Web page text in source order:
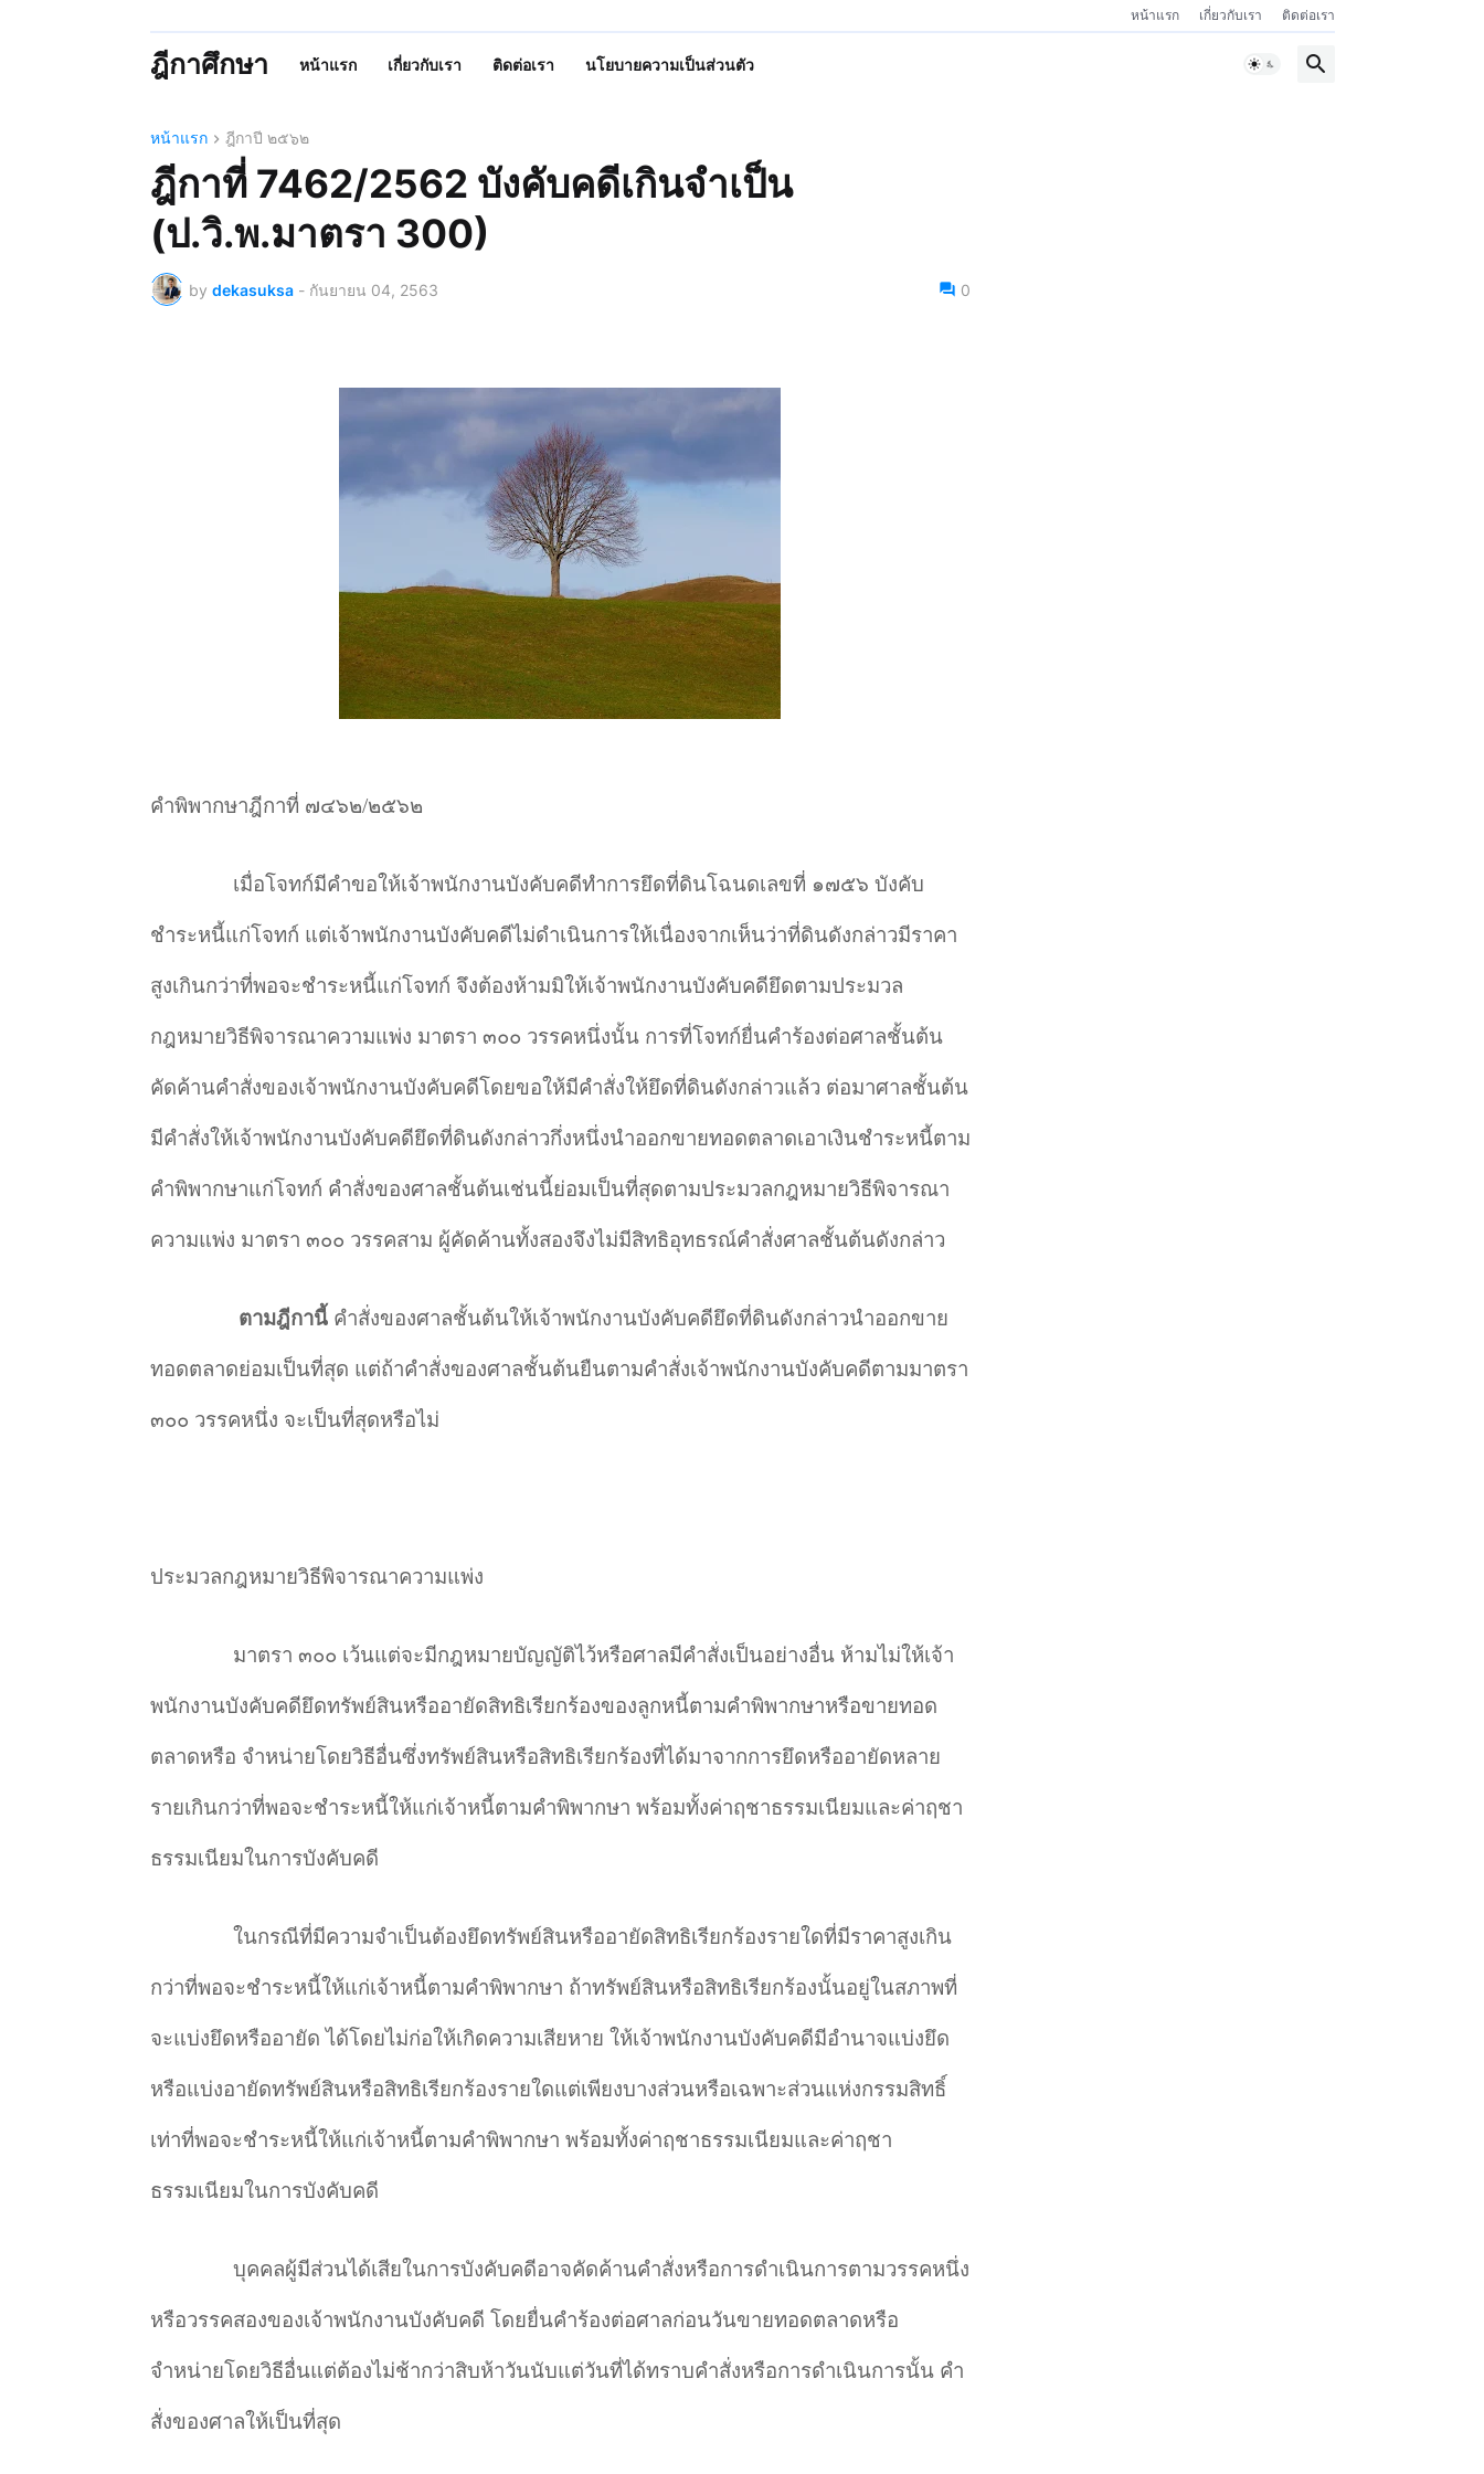
หน้าแรก เกี่ยวกับเรา ติดต่อเรา
ฎีกาศึกษา หน้าแรก เกี่ยวกับเรา ติดต่อเรา นโยบายความเป็นส่วนตัว
หน้าแรก ฎีกาปี ๒๕๖๒
ฎีกาที่ 7462/2562 บังคับคดีเกินจำเป็น
(ป.วิ.พ.มาตรา 300)
by dekasuksa - กันยายน 04, 2563 0
คำพิพากษาฎีกาที่ ๗๔๖๒/๒๕๖๒
เมื่อโจทก์มีคำขอให้เจ้าพนักงานบังคับคดีทำการยึดที่ดินโฉนดเลขที่ ๑๗๕๖ บังคับ
ชำระหนี้แก่โจทก์ แต่เจ้าพนักงานบังคับคดีไม่ดำเนินการให้เนื่องจากเห็นว่าที่ดินดังกล่าวมีราคา
สูงเกินกว่าที่พอจะชำระหนี้แก่โจทก์ จึงต้องห้ามมิให้เจ้าพนักงานบังคับคดียึดตามประมวล
กฎหมายวิธีพิจารณาความแพ่ง มาตรา ๓๐๐ วรรคหนึ่งนั้น การที่โจทก์ยื่นคำร้องต่อศาลชั้นต้น
คัดค้านคำสั่งของเจ้าพนักงานบังคับคดีโดยขอให้มีคำสั่งให้ยึดที่ดินดังกล่าวแล้ว ต่อมาศาลชั้นต้น
มีคำสั่งให้เจ้าพนักงานบังคับคดียึดที่ดินดังกล่าวกึ่งหนึ่งนำออกขายทอดตลาดเอาเงินชำระหนี้ตาม
คำพิพากษาแก่โจทก์ คำสั่งของศาลชั้นต้นเช่นนี้ย่อมเป็นที่สุดตามประมวลกฎหมายวิธีพิจารณา
ความแพ่ง มาตรา ๓๐๐ วรรคสาม ผู้คัดค้านทั้งสองจึงไม่มีสิทธิอุทธรณ์คำสั่งศาลชั้นต้นดังกล่าว
ตามฎีกานี้คำสั่งของศาลชั้นต้นให้เจ้าพนักงานบังคับคดียึดที่ดินดังกล่าวนำออกขาย
ทอดตลาดย่อมเป็นที่สุด แต่ถ้าคำสั่งของศาลชั้นต้นยืนตามคำสั่งเจ้าพนักงานบังคับคดีตามมาตรา
๓๐๐ วรรคหนึ่ง จะเป็นที่สุดหรือไม่
ประมวลกฎหมายวิธีพิจารณาความแพ่ง
มาตรา ๓๐๐ เว้นแต่จะมีกฎหมายบัญญัติไว้หรือศาลมีคำสั่งเป็นอย่างอื่น ห้ามไม่ให้เจ้า
พนักงานบังคับคดียึดทรัพย์สินหรืออายัดสิทธิเรียกร้องของลูกหนี้ตามคำพิพากษาหรือขายทอด
ตลาดหรือ จำหน่ายโดยวิธีอื่นซึ่งทรัพย์สินหรือสิทธิเรียกร้องที่ได้มาจากการยึดหรืออายัดหลาย
รายเกินกว่าที่พอจะชำระหนี้ให้แก่เจ้าหนี้ตามคำพิพากษา พร้อมทั้งค่าฤชาธรรมเนียมและค่าฤชา
ธรรมเนียมในการบังคับคดี
ในกรณีที่มีความจำเป็นต้องยึดทรัพย์สินหรืออายัดสิทธิเรียกร้องรายใดที่มีราคาสูงเกิน
กว่าที่พอจะชำระหนี้ให้แก่เจ้าหนี้ตามคำพิพากษา ถ้าทรัพย์สินหรือสิทธิเรียกร้องนั้นอยู่ในสภาพที่
จะแบ่งยึดหรืออายัด ได้โดยไม่ก่อให้เกิดความเสียหาย ให้เจ้าพนักงานบังคับคดีมีอำนาจแบ่งยึด
หรือแบ่งอายัดทรัพย์สินหรือสิทธิเรียกร้องรายใดแต่เพียงบางส่วนหรือเฉพาะส่วนแห่งกรรมสิทธิ์
เท่าที่พอจะชำระหนี้ให้แก่เจ้าหนี้ตามคำพิพากษา พร้อมทั้งค่าฤชาธรรมเนียมและค่าฤชา
ธรรมเนียมในการบังคับคดี
บุคคลผู้มีส่วนได้เสียในการบังคับคดีอาจคัดค้านคำสั่งหรือการดำเนินการตามวรรคหนึ่ง
หรือวรรคสองของเจ้าพนักงานบังคับคดี โดยยื่นคำร้องต่อศาลก่อนวันขายทอดตลาดหรือ
จำหน่ายโดยวิธีอื่นแต่ต้องไม่ช้ากว่าสิบห้าวันนับแต่วันที่ได้ทราบคำสั่งหรือการดำเนินการนั้น คำ
สั่งของศาลให้เป็นที่สุด